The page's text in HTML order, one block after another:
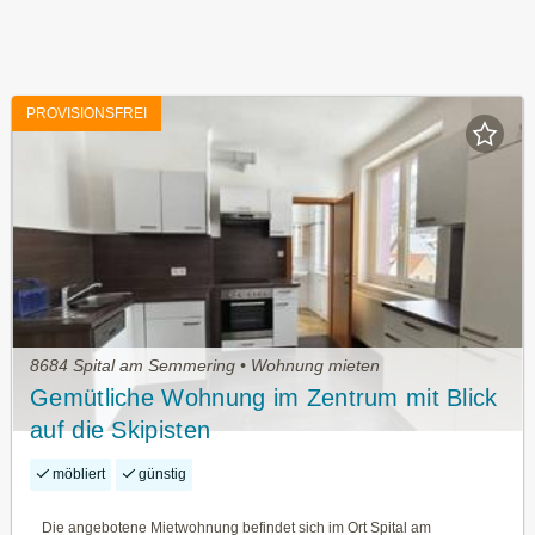
PROVISIONSFREI
8684 Spital am Semmering • Wohnung mieten
Gemütliche Wohnung im Zentrum mit Blick
auf die Skipisten
möbliert günstig
Die angebotene Mietwohnung befindet sich im Ort Spital am